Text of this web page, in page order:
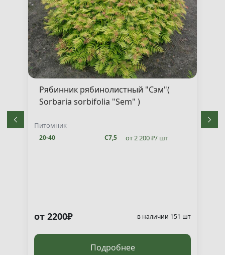
Рябинник рябинолистный "Сэм"(
Sorbaria sorbifolia "Sem" )
Питомник
20-40 С7,5 от 2 200 ₽/ шт
от 2200₽ в наличии 151 шт
Подробнее